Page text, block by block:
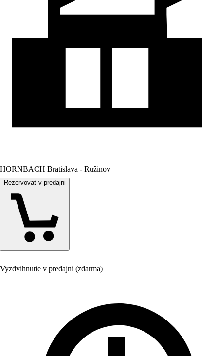
HORNBACH Bratislava - Ružinov
Rezervovať v predajni
Vyzdvihnutie v predajni (zdarma)